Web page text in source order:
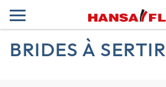
BRIDES À SERTIR